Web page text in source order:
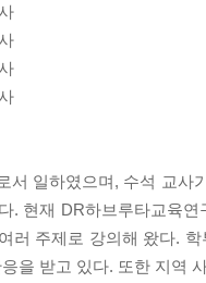
서 일하였으며, 수석 교
. 현재 DR하브루타교육
러 주제로 강의해 왔다.
을 받고 있다. 또한 지역